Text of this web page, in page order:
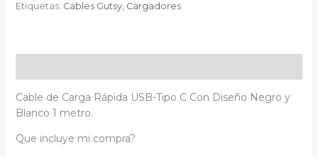
Etiquetas: Cables Gutsy, Cargadores
Cable de Carga Rápida USB-Tipo C Con Diseño Negro y
Blanco 1 metro.
Que incluye mi compra?